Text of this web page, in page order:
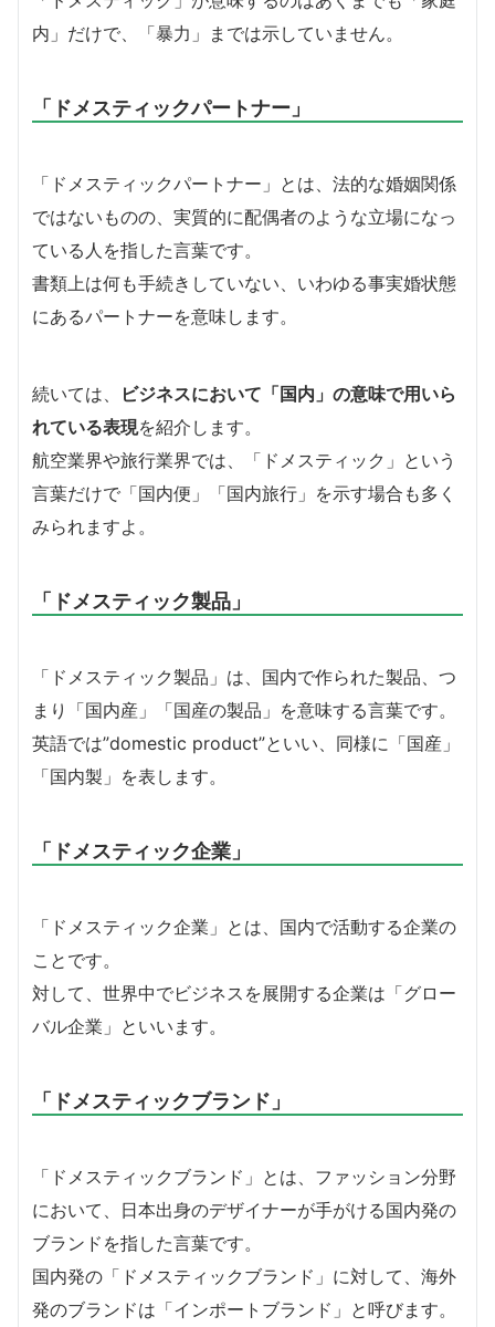
内」だけで、「暴力」までは示していません。
「ドメスティックパートナー」
「ドメスティックパートナー」とは、法的な婚姻関係
ではないものの、実質的に配偶者のような立場になっ
ている人を指した言葉です。
書類上は何も手続きしていない、いわゆる事実婚状態
にあるパートナーを意味します。
続いては、
ビジネスにおいて「国内」の意味で用いら
れている表現を紹介します。
航空業界や旅行業界では、「ドメスティック」という
言葉だけで「国内便」「国内旅行」を示す場合も多く
みられますよ。
「ドメスティック製品」
「ドメスティック製品」は、国内で作られた製品、つ
まり「国内産」「国産の製品」を意味する言葉です。
英語では”domestic product”といい、同様に「国産」
「国内製」を表します。
「ドメスティック企業」
「ドメスティック企業」とは、国内で活動する企業の
ことです。
対して、世界中でビジネスを展開する企業は「グロー
バル企業」といいます。
「ドメスティックブランド」
「ドメスティックブランド」とは、ファッション分野
において、日本出身のデザイナーが手がける国内発の
ブランドを指した言葉です。
国内発の「ドメスティックブランド」に対して、海外
発のブランドは「インポートブランド」と呼びます。